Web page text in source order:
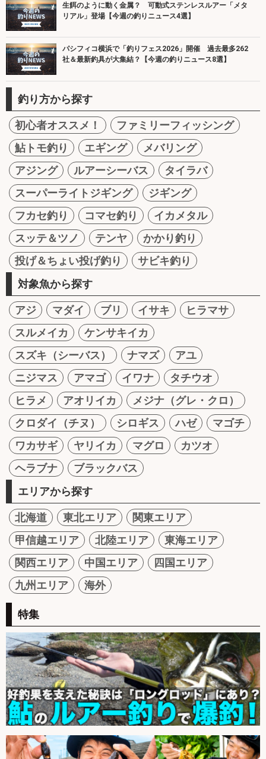
生餌のように動く金属？ 可動式ステンレスルアー「メタ
リアル」登場【今週の釣りニュース4選】
パシフィコ横浜で「釣りフェス2026」開催 過去最多262
社＆最新釣具が大集結？【今週の釣りニュース8選】
釣り方から探す
初心者オススメ！
ファミリーフィッシング
鮎トモ釣り
エギング
メバリング
アジング
ルアーシーバス
タイラバ
スーパーライトジギング
ジギング
フカセ釣り
コマセ釣り
イカメタル
スッテ＆ツノ
テンヤ
かかり釣り
投げ＆ちょい投げ釣り
サビキ釣り
対象魚から探す
アジ マダイ ブリ イサキ
ヒラマサ
スルメイカ
ケンサキイカ
スズキ（シーバス）
ナマズ
アユ
ニジマス
アマゴ イワナ
タチウオ
ヒラメ
アオリイカ
メジナ（グレ・クロ）
クロダイ（チヌ）
シロギス ハゼ
マゴチ
ワカサギ
ヤリイカ マグロ
カツオ
ヘラブナ
ブラックバス
エリアから探す
北海道 東北エリア
関東エリア
甲信越エリア
北陸エリア
東海エリア
関西エリア
中国エリア
四国エリア
九州エリア
海外
特集